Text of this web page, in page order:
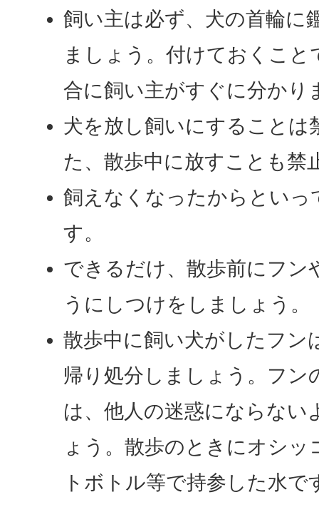
飼い主は必ず、犬の首輪に
ましょう。付けておくこ
合に飼い主がすぐに分かり
犬を放し飼いにすることは
た、散歩中に放すことも禁
飼えなくなったからといっ
す。
できるだけ、散歩前にフン
うにしつけをしましょう。
散歩中に飼い犬がしたフン
帰り処分しましょう。フン
は、他人の迷惑にならない
ょう。散歩のときにオシ
トボトル等で持参した水